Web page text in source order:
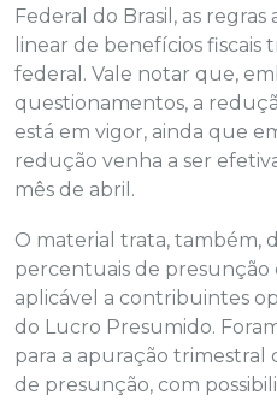
Federal do Brasil, as
linear de benefícios fiscais
federal. Vale notar que,
questionamentos, a
está em vigor, ainda que
redução venha a ser
mês de abril.
O material trata, também,
percentuais de
aplicável a contribuintes
do Lucro Presumido.
para a apuração trimestral
de presunção, com